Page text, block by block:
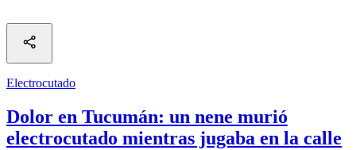
Electrocutado
Dolor en Tucumán: un nene murió
electrocutado mientras jugaba en la calle